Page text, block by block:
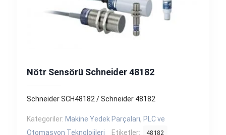
Nötr Sensörü Schneider 48182
Schneider SCH48182 / Schneider 48182
Kategoriler: Makine Yedek Parçaları, PLC ve
Otomasyon Teknolojileri
Etiketler: 48182